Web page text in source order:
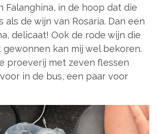
Falanghina, in de hoop dat die
als de wijn van Rosaria. Dan een
delicaat! Ook de rode wijn die
kan mij wel bekoren.
proeverij met zeven flessen
in de bus, een paar voor